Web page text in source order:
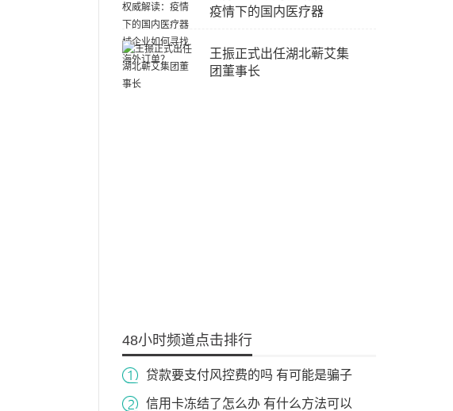
疫情下的国内医疗器
王振正式出任湖北蕲艾集
团董事长
48小时频道点击排行
贷款要支付风控费的吗 有可能是骗子
信用卡冻结了怎么办 有什么方法可以